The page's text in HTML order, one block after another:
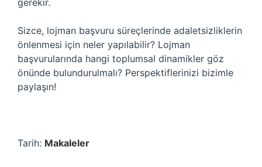
gerekir.
Sizce, lojman başvuru süreçlerinde adaletsizliklerin
önlenmesi için neler yapılabilir? Lojman
başvurularında hangi toplumsal dinamikler göz
önünde bulundurulmalı? Perspektiflerinizi bizimle
paylaşın!
Tarih: Makaleler